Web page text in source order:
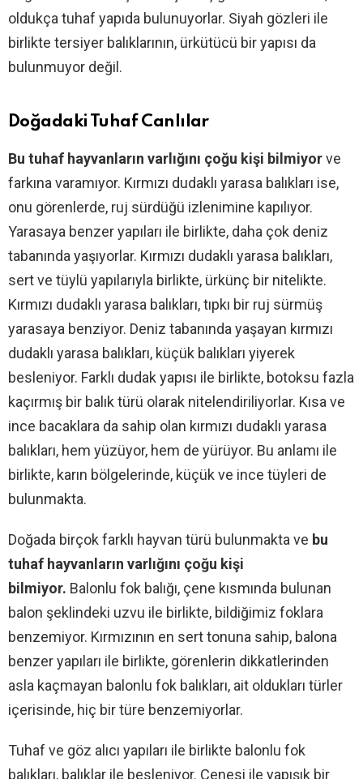
oldukça tuhaf yapıda bulunuyorlar. Siyah gözleri ile
birlikte tersiyer balıklarının, ürkütücü bir yapısı da
bulunmuyor değil.
Doğadaki Tuhaf Canlılar
Bu tuhaf hayvanların varlığını çoğu kişi bilmiyorve
farkına varamıyor. Kırmızı dudaklı yarasa balıkları ise,
onu görenlerde, ruj sürdüğü izlenimine kapılıyor.
Yarasaya benzer yapıları ile birlikte, daha çok deniz
tabanında yaşıyorlar. Kırmızı dudaklı yarasa balıkları,
sert ve tüylü yapılarıyla birlikte, ürkünç bir nitelikte.
Kırmızı dudaklı yarasa balıkları, tıpkı bir ruj sürmüş
yarasaya benziyor. Deniz tabanında yaşayan kırmızı
dudaklı yarasa balıkları, küçük balıkları yiyerek
besleniyor. Farklı dudak yapısı ile birlikte, botoksu fazla
kaçırmış bir balık türü olarak nitelendiriliyorlar. Kısa ve
ince bacaklara da sahip olan kırmızı dudaklı yarasa
balıkları, hem yüzüyor, hem de yürüyor. Bu anlamı ile
birlikte, karın bölgelerinde, küçük ve ince tüyleri de
bulunmakta.
Doğada birçok farklı hayvan türü bulunmakta ve bu
tuhaf hayvanların varlığını çoğu kişi
bilmiyor. Balonlu fok balığı, çene kısmında bulunan
balon şeklindeki uzvu ile birlikte, bildiğimiz foklara
benzemiyor. Kırmızının en sert tonuna sahip, balona
benzer yapıları ile birlikte, görenlerin dikkatlerinden
asla kaçmayan balonlu fok balıkları, ait oldukları türler
içerisinde, hiç bir türe benzemiyorlar.
Tuhaf ve göz alıcı yapıları ile birlikte balonlu fok
balıkları, balıklar ile besleniyor. Çenesi ile yapışık bir